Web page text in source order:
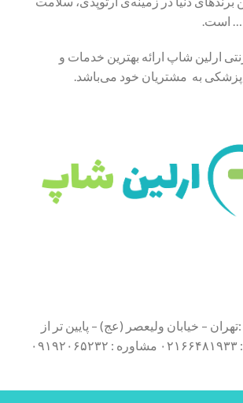
… است.
ارلین شاپ ارائه بهترین خدمات و
به مشتریان خود می‌باشد.
– خیابان ولیعصر (عج) – پایین تر از